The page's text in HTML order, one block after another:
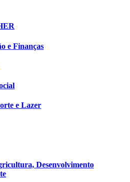
e Finanças
e Lazer
Desenvolvimento